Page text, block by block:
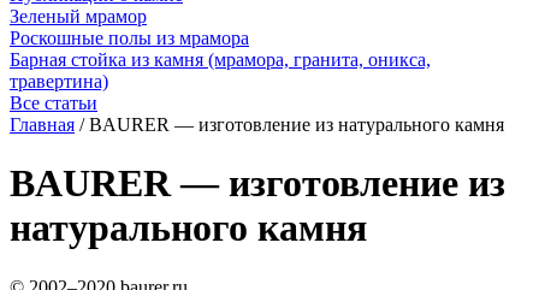
Зеленый мрамор
Роскошные полы из мрамора
Барная стойка из камня (мрамора, гранита, оникса,
травертина)
Все статьи
Главная / BAURER — изготовление из натурального камня
BAURER — изготовление из
натурального камня